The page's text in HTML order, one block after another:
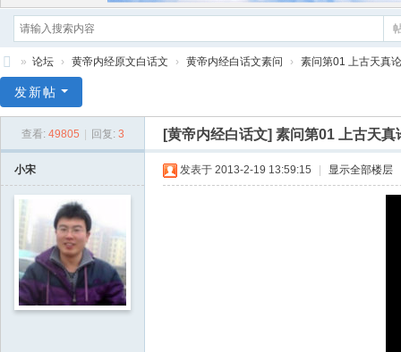
帝
» 论坛 › 黄帝内经原文白话文 › 黄帝内经白话文素问 › 素问第01 上古天真
发新帖
查看: 49805 回复: 3 [黄帝内经白话文] 素问第01 上古天真
小宋 发表于 2013-2-19 13:59:15 显示全部楼层